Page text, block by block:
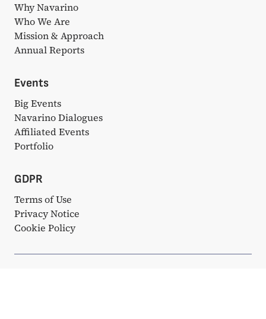
Why Navarino
Who We Are
Mission & Approach
Annual Reports
Events
Big Events
Navarino Dialogues
Affiliated Events
Portfolio
GDPR
Terms of Use
Privacy Notice
Cookie Policy